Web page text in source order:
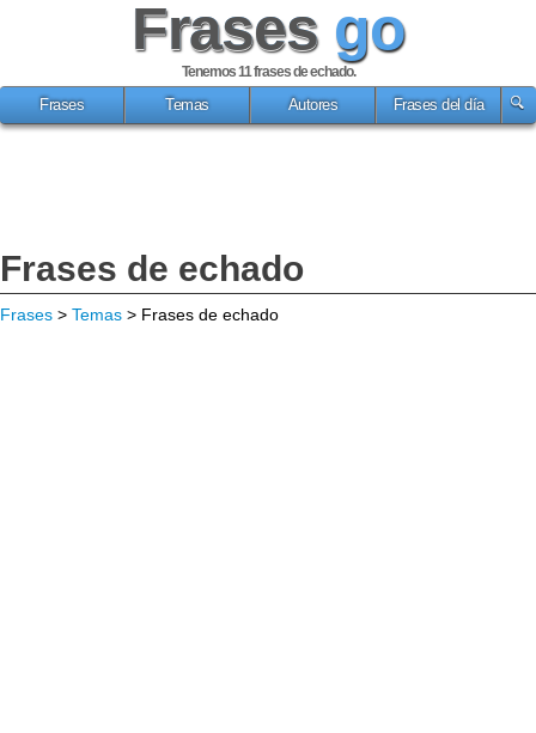
Frases go
Tenemos 11frases de echado.
Frases
Temas Autores Frases del día
Frases de echado
Frases > Temas > Frases de echado